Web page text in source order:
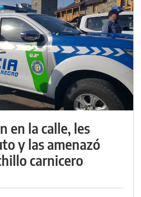
en la calle, les
y las amenazó
carnicero